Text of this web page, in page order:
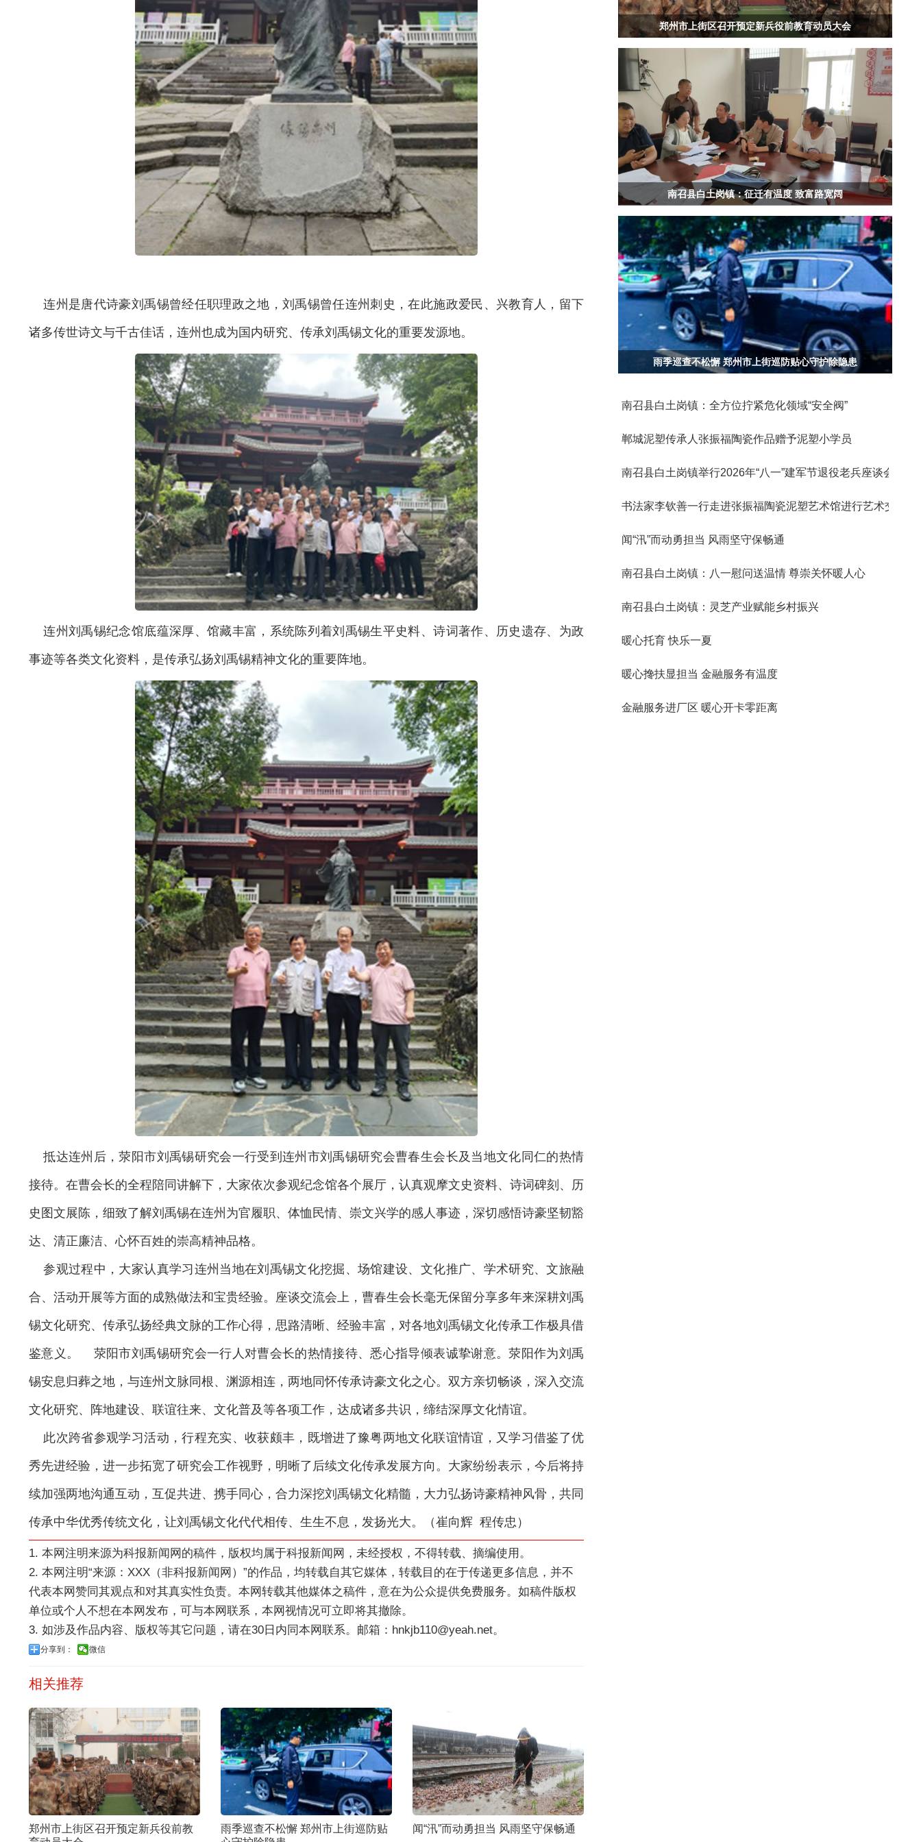
连州是唐代诗豪刘禹锡曾经任职理政之地，刘禹锡曾任连州刺史，在此施政爱民、兴教育人，留下
诸多传世诗文与千古佳话，连州也成为国内研究、传承刘禹锡文化的重要发源地。
连州刘禹锡纪念馆底蕴深厚、馆藏丰富，系统陈列着刘禹锡生平史料、诗词著作、历史遗存、为政
事迹等各类文化资料，是传承弘扬刘禹锡精神文化的重要阵地。
抵达连州后，荥阳市刘禹锡研究会一行受到连州市刘禹锡研究会曹春生会长及当地文化同仁的热情
接待。在曹会长的全程陪同讲解下，大家依次参观纪念馆各个展厅，认真观摩文史资料、诗词碑刻、历
史图文展陈，细致了解刘禹锡在连州为官履职、体恤民情、崇文兴学的感人事迹，深切感悟诗豪坚韧豁
达、清正廉洁、心怀百姓的崇高精神品格。
参观过程中，大家认真学习连州当地在刘禹锡文化挖掘、场馆建设、文化推广、学术研究、文旅融
合、活动开展等方面的成熟做法和宝贵经验。座谈交流会上，曹春生会长毫无保留分享多年来深耕刘禹
锡文化研究、传承弘扬经典文脉的工作心得，思路清晰、经验丰富，对各地刘禹锡文化传承工作极具借
鉴意义。 荥阳市刘禹锡研究会一行人对曹会长的热情接待、悉心指导倾表诚挚谢意。荥阳作为刘禹
锡安息归葬之地，与连州文脉同根、渊源相连，两地同怀传承诗豪文化之心。双方亲切畅谈，深入交流
文化研究、阵地建设、联谊往来、文化普及等各项工作，达成诸多共识，缔结深厚文化情谊。
此次跨省参观学习活动，行程充实、收获颇丰，既增进了豫粤两地文化联谊情谊，又学习借鉴了优
秀先进经验，进一步拓宽了研究会工作视野，明晰了后续文化传承发展方向。大家纷纷表示，今后将持
续加强两地沟通互动，互促共进、携手同心，合力深挖刘禹锡文化精髓，大力弘扬诗豪精神风骨，共同
传承中华优秀传统文化，让刘禹锡文化代代相传、生生不息，发扬光大。（崔向辉 程传忠）
1. 本网注明来源为科报新闻网的稿件，版权均属于科报新闻网，未经授权，不得转载、摘编使用。
2. 本网注明“来源：XXX（非科报新闻网）”的作品，均转载自其它媒体，转载目的在于传递更多信息，并不
代表本网赞同其观点和对其真实性负责。本网转载其他媒体之稿件，意在为公众提供免费服务。如稿件版权
单位或个人不想在本网发布，可与本网联系，本网视情况可立即将其撤除。
3. 如涉及作品内容、版权等其它问题，请在30日内同本网联系。邮箱：hnkjb110@yeah.net。
分享到： 微信
相关推荐
郑州市上街区召开预定新兵役前教
雨季巡查不松懈 郑州市上街巡防贴
闻“汛”而动勇担当 风雨坚守保畅通
郑州市上街区召开预定新兵役前教育动员大会
南召县白土岗镇：征迁有温度 致富路宽阔
雨季巡查不松懈 郑州市上街巡防贴心守护除隐患
南召县白土岗镇：全方位拧紧危化领域“安全阀”
郸城泥塑传承人张振福陶瓷作品赠予泥塑小学员
南召县白土岗镇举行2026年“八一”建军节退役老兵座谈会
书法家李钦善一行走进张振福陶瓷泥塑艺术馆进行艺术交流活
闻“汛”而动勇担当 风雨坚守保畅通
南召县白土岗镇：八一慰问送温情 尊崇关怀暖人心
南召县白土岗镇：灵芝产业赋能乡村振兴
暖心托育 快乐一夏
暖心搀扶显担当 金融服务有温度
金融服务进厂区 暖心开卡零距离